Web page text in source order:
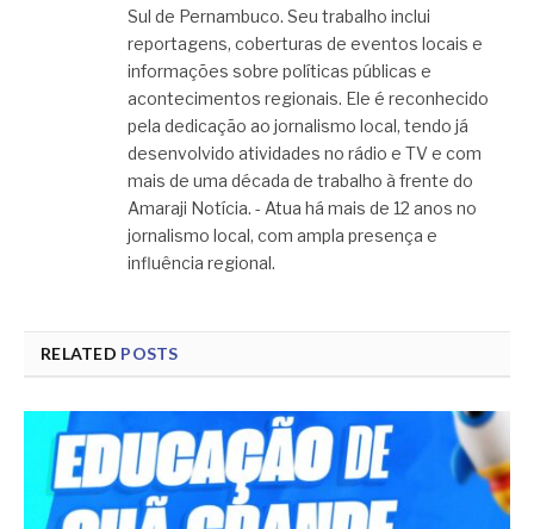
Sul de Pernambuco. Seu trabalho inclui
reportagens, coberturas de eventos locais e
informações sobre políticas públicas e
acontecimentos regionais. Ele é reconhecido
pela dedicação ao jornalismo local, tendo já
desenvolvido atividades no rádio e TV e com
mais de uma década de trabalho à frente do
Amaraji Notícia. - Atua há mais de 12 anos no
jornalismo local, com ampla presença e
influência regional.
RELATED POSTS